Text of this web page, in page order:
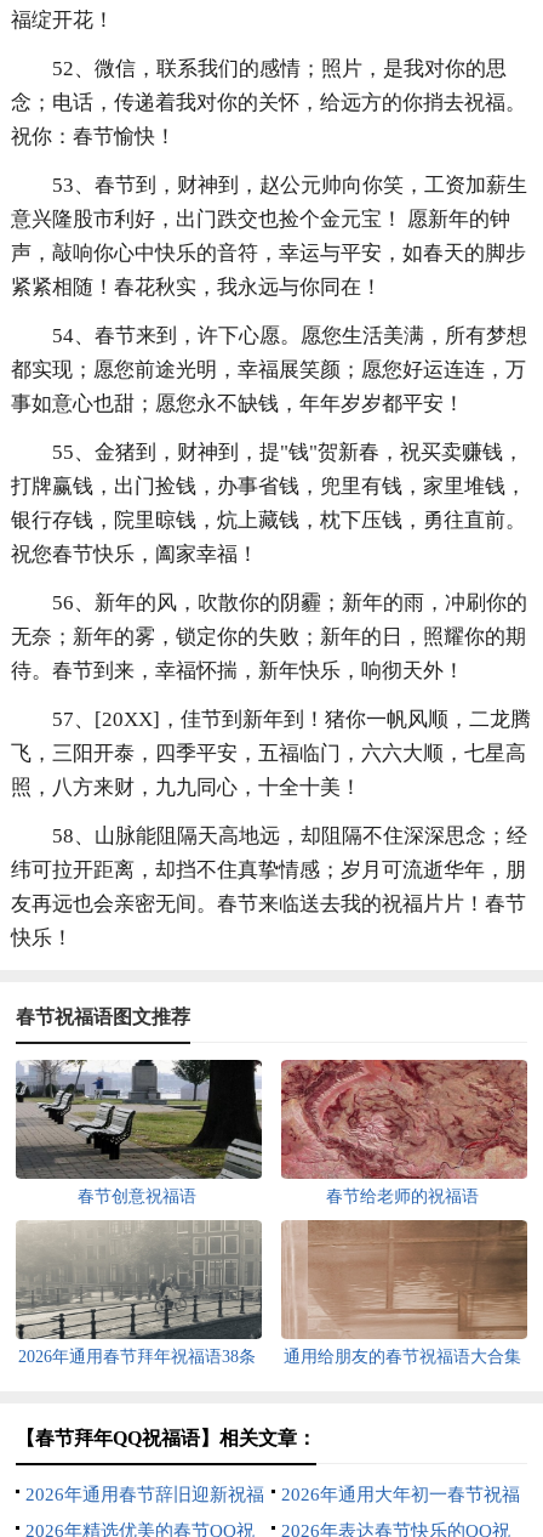
福绽开花！
52、微信，联系我们的感情；照片，是我对你的思
念；电话，传递着我对你的关怀，给远方的你捎去祝福。
祝你：春节愉快！
53、春节到，财神到，赵公元帅向你笑，工资加薪生
意兴隆股市利好，出门跌交也捡个金元宝！ 愿新年的钟
声，敲响你心中快乐的音符，幸运与平安，如春天的脚步
紧紧相随！春花秋实，我永远与你同在！
54、春节来到，许下心愿。愿您生活美满，所有梦想
都实现；愿您前途光明，幸福展笑颜；愿您好运连连，万
事如意心也甜；愿您永不缺钱，年年岁岁都平安！
55、金猪到，财神到，提"钱"贺新春，祝买卖赚钱，
打牌赢钱，出门捡钱，办事省钱，兜里有钱，家里堆钱，
银行存钱，院里晾钱，炕上藏钱，枕下压钱，勇往直前。
祝您春节快乐，阖家幸福！
56、新年的风，吹散你的阴霾；新年的雨，冲刷你的
无奈；新年的雾，锁定你的失败；新年的日，照耀你的期
待。春节到来，幸福怀揣，新年快乐，响彻天外！
57、[20XX]，佳节到新年到！猪你一帆风顺，二龙腾
飞，三阳开泰，四季平安，五福临门，六六大顺，七星高
照，八方来财，九九同心，十全十美！
58、山脉能阻隔天高地远，却阻隔不住深深思念；经
纬可拉开距离，却挡不住真挚情感；岁月可流逝华年，朋
友再远也会亲密无间。春节来临送去我的祝福片片！春节
快乐！
春节祝福语图文推荐
春节创意祝福语 春节给老师的祝福语
2026年通用春节拜年祝福语38条
通用给朋友的春节祝福语大合集
【春节拜年QQ祝福语】相关文章：
2026年通用春节辞旧迎新祝福
语大集合67句
2026年通用大年初一春节祝福
语42句
2026年精选优美的春节QQ祝 2026年表达春节快乐的QQ祝